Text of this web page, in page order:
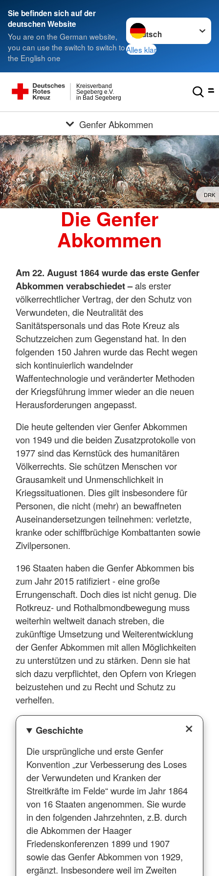
Sie befinden sich auf der
deutschen Website
You are on the German website,
you can use the switch to switch to
the English one
Sprache wechseln zu
Alles klar
in Bad Segeberg
Segeberg e.V.
Kreisverband
Genfer Abkommen
DRK
Die Genfer
Abkommen
Am 22. August 1864 wurde das erste Genfer
Abkommen verabschiedet –als erster
völkerrechtlicher Vertrag, der den Schutz von
Verwundeten, die Neutralität des
Sanitätspersonals und das Rote Kreuz als
Schutzzeichen zum Gegenstand hat. In den
folgenden 150 Jahren wurde das Recht wegen
sich kontinuierlich wandelnder
Waffentechnologie und veränderter Methoden
der Kriegsführung immer wieder an die neuen
Herausforderungen angepasst.
Die heute geltenden vier Genfer Abkommen
von 1949 und die beiden Zusatzprotokolle von
1977 sind das Kernstück des humanitären
Völkerrechts. Sie schützen Menschen vor
Grausamkeit und Unmenschlichkeit in
Kriegssituationen. Dies gilt insbesondere für
Personen, die nicht (mehr) an bewaffneten
Auseinandersetzungen teilnehmen: verletzte,
kranke oder schiffbrüchige Kombattanten sowie
Zivilpersonen.
196 Staaten haben die Genfer Abkommen bis
zum Jahr 2015 ratifiziert - eine große
Errungenschaft. Doch dies ist nicht genug. Die
Rotkreuz- und Rothalbmondbewegung muss
weiterhin weltweit danach streben, die
zukünftige Umsetzung und Weiterentwicklung
der Genfer Abkommen mit allen Möglichkeiten
zu unterstützen und zu stärken. Denn sie hat
sich dazu verpflichtet, den Opfern von Kriegen
beizustehen und zu Recht und Schutz zu
verhelfen.
Geschichte
Die ursprüngliche und erste Genfer
Konvention „zur Verbesserung des Loses
der Verwundeten und Kranken der
Streitkräfte im Felde“ wurde im Jahr 1864
von 16 Staaten angenommen. Sie wurde
in den folgenden Jahrzehnten, z.B. durch
die Abkommen der Haager
Friedenskonferenzen 1899 und 1907
sowie das Genfer Abkommen von 1929,
ergänzt. Insbesondere weil im Zweiten